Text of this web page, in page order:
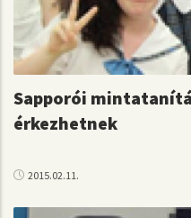
Sapporói
érkezhetnek
2015.02.11.